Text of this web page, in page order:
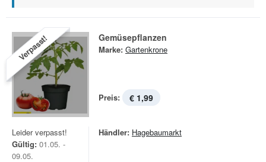
Verpasst! Gemüsepflanzen
Marke: Gartenkrone
Preis: € 1,99
Leider verpasst!
Gültig: 01.05. -
09.05.
Händler: Hagebaumarkt